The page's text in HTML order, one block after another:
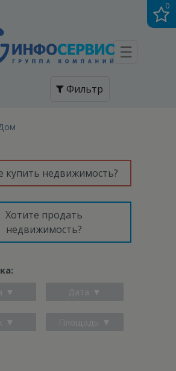
☰
Фильтр
купить недвижимость?
Хотите продать
недвижимость?
Дата
Площадь
0